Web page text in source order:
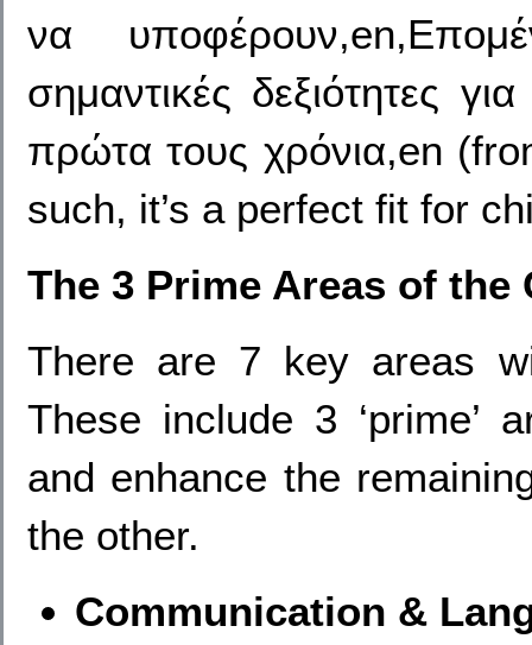
να
σημαντικές δεξιότητες
πρώτα τους χρόνια,en
such, it’s a perfect fit for
The 3 Prime Areas of the
There are 7 key areas
These include 3 ‘prime’
and enhance the
the other.
Communication &